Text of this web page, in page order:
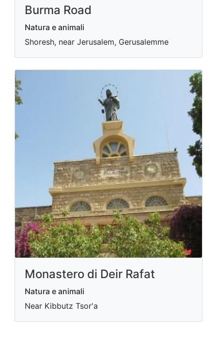
Burma Road
Natura e animali
Shoresh, near Jerusalem, Gerusalemme
Monastero di Deir Rafat
Natura e animali
Near Kibbutz Tsor'a